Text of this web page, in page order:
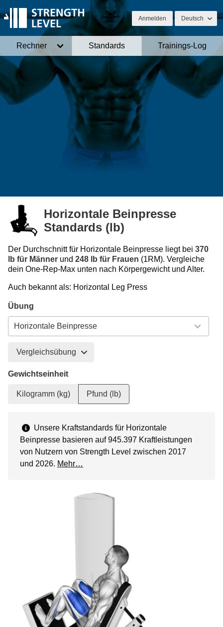
Anmelden Deutsch
Rechner Standards Trainings-Log
Horizontale Beinpresse
Standards (lb)
Der Durchschnitt für Horizontale Beinpresse liegt bei 370
lb für Männer und 248 lb für Frauen (1RM). Vergleiche
dein One-Rep-Max unten nach Körpergewicht und Alter.
Auch bekannt als: Horizontal Leg Press
Übung
Vergleichsübung
Gewichtseinheit
Kilogramm (kg) Pfund (lb)
Unsere Kraftstandards für Horizontale
Beinpresse basieren auf 945.397 Kraftleistungen
von Nutzern von Strength Level zwischen 2017
und 2026. Mehr…